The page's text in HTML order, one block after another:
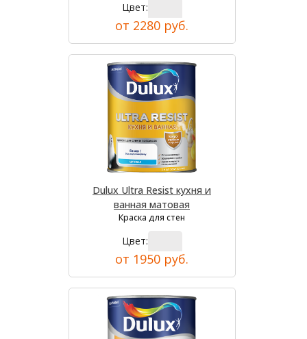
Цвет:
от 2280 руб.
Dulux Ultra Resist кухня и
ванная матовая
Краска для стен
Цвет:
от 1950 руб.